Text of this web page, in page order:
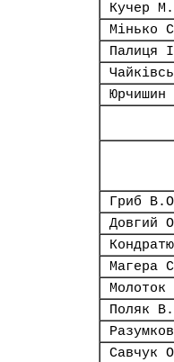
Кучер
Мінько
Палиця
Гриб
Довгий
Магера
Поляк
Савчук